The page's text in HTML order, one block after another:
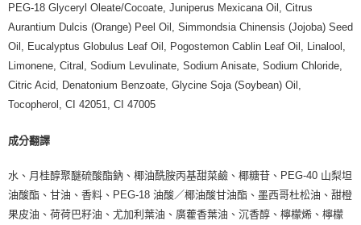
PEG-18 Glyceryl Oleate/Cocoate, Juniperus Mexicana Oil, Citrus
Aurantium Dulcis (Orange) Peel Oil, Simmondsia Chinensis (Jojoba) Seed
Oil, Eucalyptus Globulus Leaf Oil, Pogostemon Cablin Leaf Oil, Linalool,
Limonene, Citral, Sodium Levulinate, Sodium Anisate, Sodium Chloride,
Citric Acid, Denatonium Benzoate, Glycine Soja (Soybean) Oil,
Tocopherol, CI 42051, CI 47005
成分翻譯
水、月桂醇聚醚硫酸酯鈉、椰油酰胺丙基甜菜鹼、椰糖苷、PEG-40 山梨坦
油酸酯、甘油、香料、PEG-18 油酸／椰油酸甘油酯、墨西哥杜松油、甜橙
果皮油、荷荷巴籽油、尤加利葉油、廣藿香葉油、沉香醇、檸檬烯、檸檬